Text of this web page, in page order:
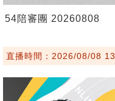
54陪審團 20260808
直播時間：2026/08/08